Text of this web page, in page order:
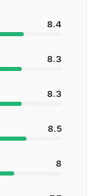
8.4
8.3
8.3
8.5
8